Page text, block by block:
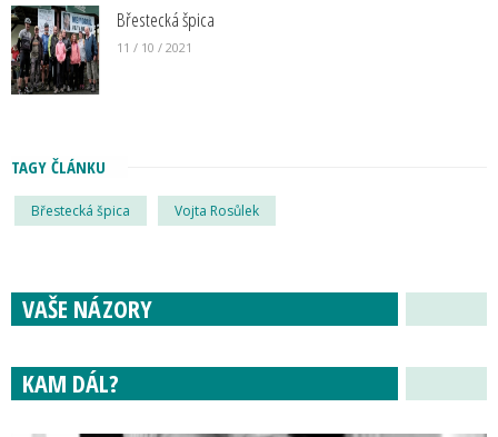
Břestecká špica
11 / 10 / 2021
TAGY ČLÁNKU
Břestecká špica Vojta Rosůlek
VAŠE NÁZORY
KAM DÁL?